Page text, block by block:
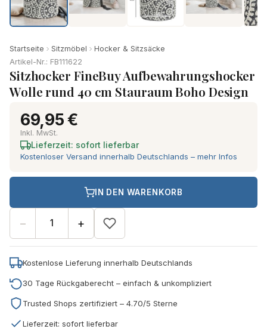
Startseite Sitzmöbel
Hocker & Sitzsäcke
Artikel-Nr.: FB111622
Sitzhocker FineBuy Aufbewahrungshocker
Wolle rund 40 cm Stauraum Boho Design
69,95 €
Inkl. MwSt.
Lieferzeit: sofort lieferbar
Kostenloser Versand innerhalb Deutschlands – mehr Infos
− +
IN DEN WARENKORB
Kostenlose Lieferung innerhalb Deutschlands
30 Tage Rückgaberecht – einfach & unkompliziert
Trusted Shops zertifiziert – 4.70/5 Sterne
Lieferzeit: sofort lieferbar